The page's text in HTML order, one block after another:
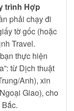
trình Hợp
phải chạy đi
tờ gốc (hoặc
Travel.
thực hiện
từ Dịch thuật
Anh), xin
Giao), cho